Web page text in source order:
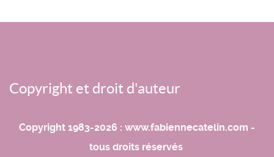
Copyright et droit d'auteur
Copyright 1983-2026 : www.fabiennecatelin.com -
tous droits réservés